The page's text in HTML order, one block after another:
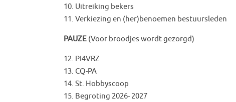
10. Uitreiking bekers
11. Verkiezing en (her)benoemen bestuursleden
PAUZE (Voor broodjes wordt gezorgd)
12. PI4VRZ
13. CQ-PA
14. St. Hobbyscoop
15. Begroting 2026- 2027